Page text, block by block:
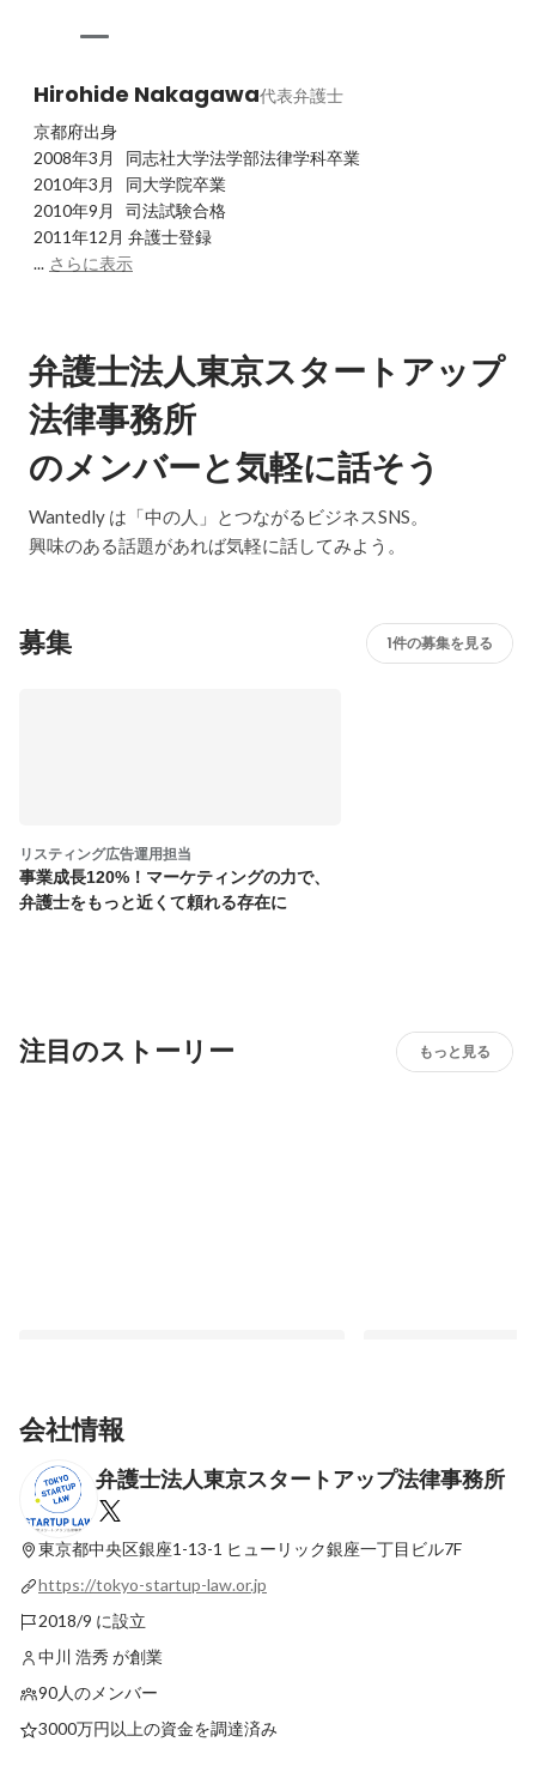
Hirohide Nakagawa代表弁護士
京都府出身
2008年3月   同志社大学法学部法律学科卒業
2010年3月   同大学院卒業
2010年9月   司法試験合格
2011年12月 弁護士登録
... さらに表示
弁護士法人東京スタートアップ
法律事務所
のメンバーと気軽に話そう
Wantedly は「中の人」とつながるビジネスSNS。
興味のある話題があれば気軽に話してみよう。
募集 1件の募集を見る
リスティング広告運用担当
事業成長120%！マーケティングの力で、
弁護士をもっと近くて頼れる存在に
注目のストーリー もっと見る
あなたの疑問にお答えします！～未経験者
の不安解消編～
固定された投稿
【メンバーインタビ
験コーポレートへの挑
最新順で表示
会社情報
弁護士法人東京スタートアップ法律事務所
東京都中央区銀座1-13-1 ヒューリック銀座一丁目ビル7F
https://tokyo-startup-law.or.jp
2018/9 に設立
中川 浩秀 が創業
90人のメンバー
3000万円以上の資金を調達済み